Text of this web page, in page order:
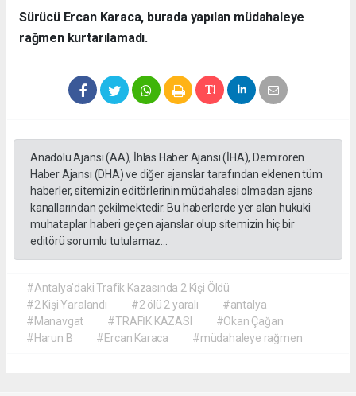
Sürücü Ercan Karaca, burada yapılan müdahaleye
rağmen kurtarılamadı.
Anadolu Ajansı (AA), İhlas Haber Ajansı (İHA), Demirören
Haber Ajansı (DHA) ve diğer ajanslar tarafından eklenen tüm
haberler, sitemizin editörlerinin müdahalesi olmadan ajans
kanallarından çekilmektedir. Bu haberlerde yer alan hukuki
muhataplar haberi geçen ajanslar olup sitemizin hiç bir
editörü sorumlu tutulamaz...
#Antalya'daki Trafik Kazasında 2 Kişi Öldü
#2 Kişi Yaralandı
#2 ölü 2 yaralı
#antalya
#Manavgat
#TRAFİK KAZASI
#Okan Çağan
#Harun B
#Ercan Karaca #müdahaleye rağmen